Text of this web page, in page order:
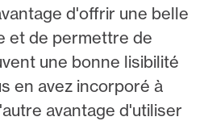
d'offrir une belle
et de permettre de
une bonne lisibilité
en avez incorporé à
avantage d'utiliser